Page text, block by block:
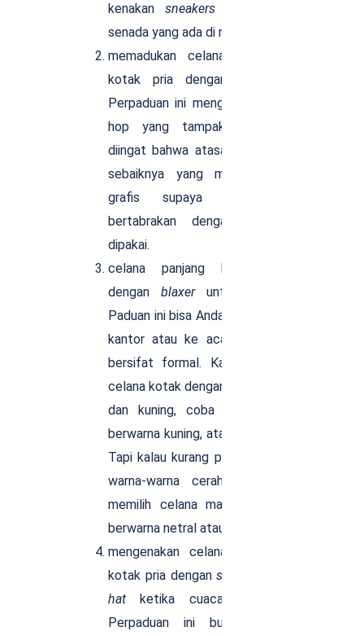
kenakansneakers
senada yang ada di rak sepatu Anda.
memadukan celana panjang kotak-
kotak pria dengan kaos
Perpaduan ini menghasilkan
hop yang tampak kekinian. Perlu
diingat bahwa atasan yang digunakan
sebaiknya yang minim corak atau
grafis supaya tidak terkesan
bertabrakan dengan celana yang
dipakai.
celana panjang kotak-kotak pria
dengan blaxer untuk formal
Paduan ini bisa Anda kenakan untuk ke
kantor atau ke acara tertentu yang
bersifat formal. Kalau menggunakan
celana kotak dengan warna hijau, putih,
dan kuning, coba pilih
berwarna kuning, atau putih, atau hijau.
Tapi kalau kurang percaya diri dengan
warna-warna cerah itu, Anda bisa
memilih celana maupun
berwarna netral atau
mengenakan celana panjang kotak-
kotak pria dengansweater
hat ketika cuaca sedang dingin.
Perpaduan ini bukan hanya bisa